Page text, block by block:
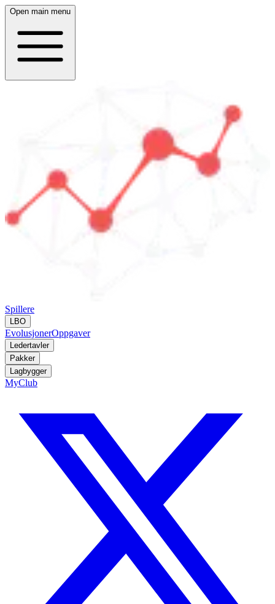
Open main menu
Spillere
LBO
EvolusjonerOppgaver
Ledertavler
Pakker
Lagbygger
MyClub